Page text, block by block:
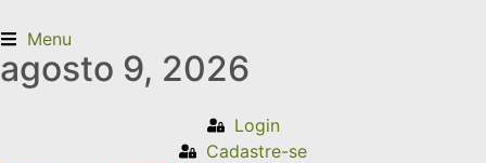
Menu
agosto 9, 2026
Login
Cadastre-se